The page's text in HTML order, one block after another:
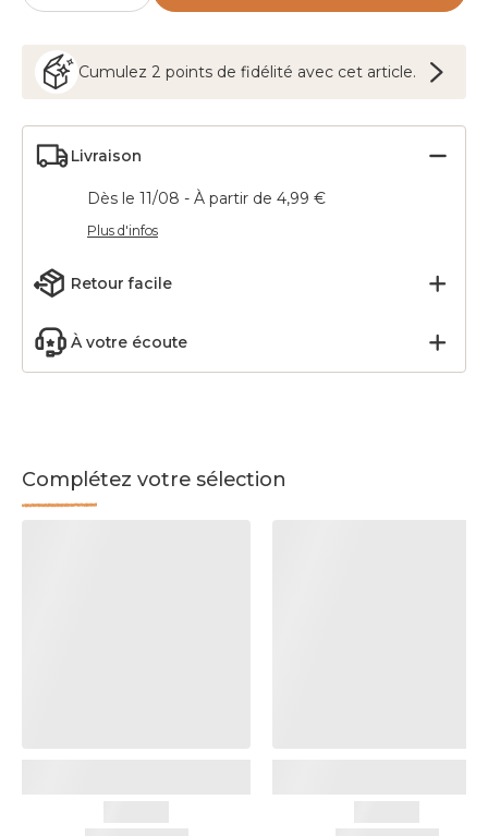
Cumulez 2 points de fidélité avec cet article.
Livraison
Dès le 11/08 - À partir de 4,99 €
Plus d'infos
Retour facile
À votre écoute
Complétez votre sélection